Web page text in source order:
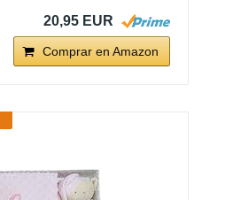
20,95 EUR
Comprar en Amazon